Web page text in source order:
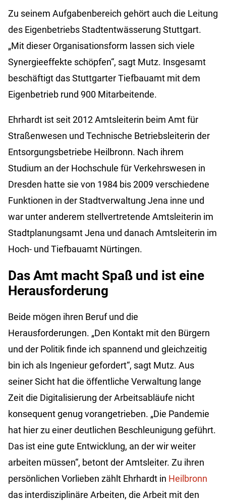
Zu seinem Aufgabenbereich gehört auch die Leitung
des Eigenbetriebs Stadtentwässerung Stuttgart.
„Mit dieser Organisationsform lassen sich viele
Synergieeffekte schöpfen“, sagt Mutz. Insgesamt
beschäftigt das Stuttgarter Tiefbauamt mit dem
Eigenbetrieb rund 900 Mitarbeitende.
Ehrhardt ist seit 2012 Amtsleiterin beim Amt für
Straßenwesen und Technische Betriebsleiterin der
Entsorgungsbetriebe Heilbronn. Nach ihrem
Studium an der Hochschule für Verkehrswesen in
Dresden hatte sie von 1984 bis 2009 verschiedene
Funktionen in der Stadtverwaltung Jena inne und
war unter anderem stellvertretende Amtsleiterin im
Stadtplanungsamt Jena und danach Amtsleiterin im
Hoch- und Tiefbauamt Nürtingen.
Das Amt macht Spaß und ist eine
Herausforderung
Beide mögen ihren Beruf und die
Herausforderungen. „Den Kontakt mit den Bürgern
und der Politik finde ich spannend und gleichzeitig
bin ich als Ingenieur gefordert“, sagt Mutz. Aus
seiner Sicht hat die öffentliche Verwaltung lange
Zeit die Digitalisierung der Arbeitsabläufe nicht
konsequent genug vorangetrieben. „Die Pandemie
hat hier zu einer deutlichen Beschleunigung geführt.
Das ist eine gute Entwicklung, an der wir weiter
arbeiten müssen“, betont der Amtsleiter. Zu ihren
persönlichen Vorlieben zählt Ehrhardt in Heilbronn
das interdisziplinäre Arbeiten, die Arbeit mit den